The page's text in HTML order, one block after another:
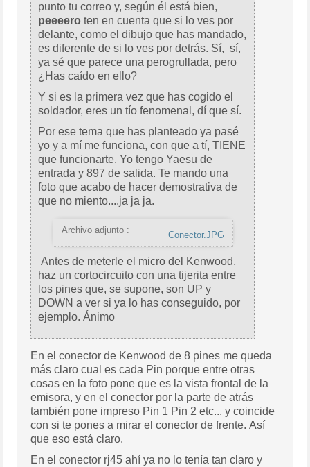
punto tu correo y, según él está bien,
peeeero ten en cuenta que si lo ves por
delante, como el dibujo que has mandado,
es diferente de si lo ves por detrás. Sí, sí,
ya sé que parece una perogrullada, pero
¿Has caído en ello?
Y si es la primera vez que has cogido el
soldador, eres un tío fenomenal, dí que sí.
Por ese tema que has planteado ya pasé
yo y a mí me funciona, con que a tí, TIENE
que funcionarte. Yo tengo Yaesu de
entrada y 897 de salida. Te mando una
foto que acabo de hacer demostrativa de
que no miento....ja ja ja.
Archivo adjunto : Conector.JPG
Antes de meterle el micro del Kenwood,
haz un cortocircuito con una tijerita entre
los pines que, se supone, son UP y
DOWN a ver si ya lo has conseguido, por
ejemplo. Ánimo
En el conector de Kenwood de 8 pines me queda
más claro cual es cada Pin porque entre otras
cosas en la foto pone que es la vista frontal de la
emisora, y en el conector por la parte de atrás
también pone impreso Pin 1 Pin 2 etc... y coincide
con si te pones a mirar el conector de frente. Así
que eso está claro.
En el conector rj45 ahí ya no lo tenía tan claro y